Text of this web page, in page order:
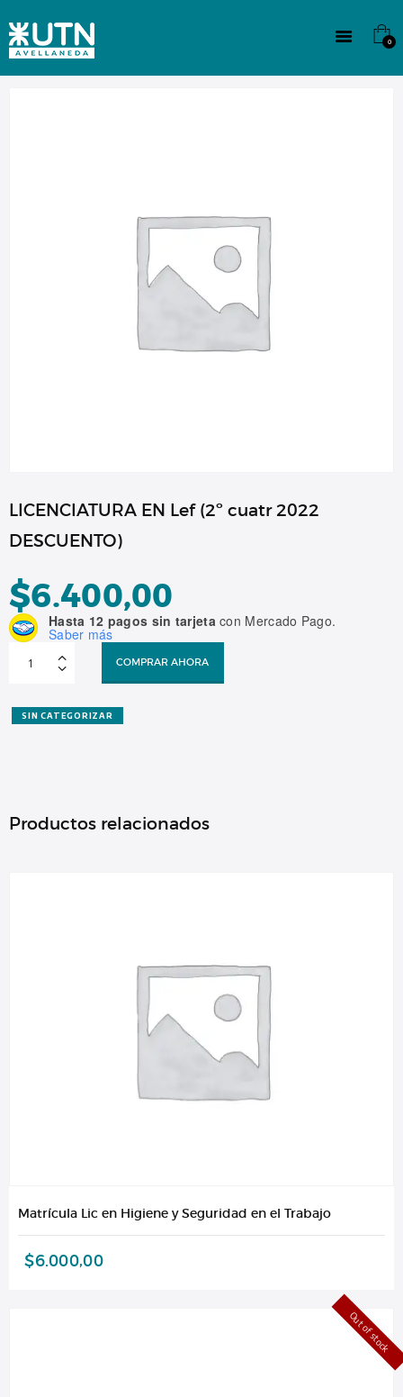
0
CULTURA
LICENCIATURA EN Lef (2º cuatr 2022
DESCUENTO)
$6.400,00
Hasta 12 pagos sin tarjetacon Mercado Pago.
Saber más
2022
DESCUENTO)
COMPRAR AHORA
SIN CATEGORIZAR
Productos relacionados
Matrícula Lic en Higiene y Seguridad en el Trabajo
$6.000,00
Out of stock